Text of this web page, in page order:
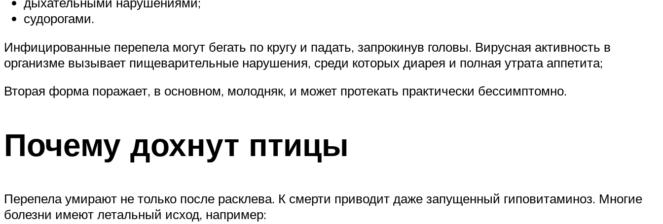
судорогами.
Инфицированные перепела могут бегать по кругу и падать, запрокинув головы. Вирусная активность в
организме вызывает пищеварительные нарушения, среди которых диарея и полная утрата аппетита;
Вторая форма поражает, в основном, молодняк, и может протекать практически бессимптомно.
Почему дохнут птицы
Перепела умирают не только после расклева. К смерти приводит даже запущенный гиповитаминоз. Многие
болезни имеют летальный исход, например: